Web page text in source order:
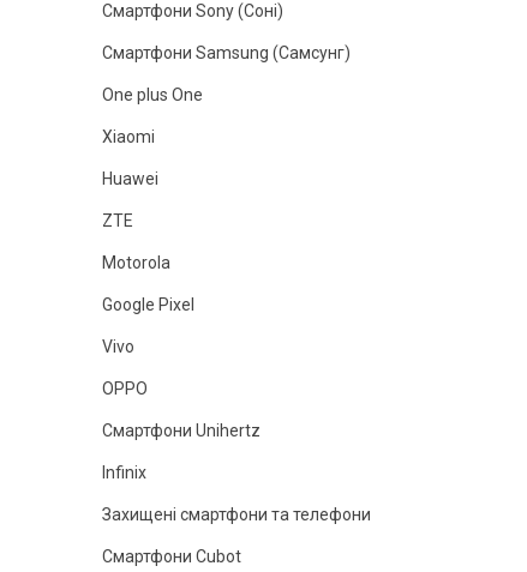
Смартфони Sony (Соні)
Смартфони Samsung (Самсунг)
One plus One
Xiaomi
Huawei
ZTE
Motorola
Google Pixel
Vivo
OPPO
Смартфони Unihertz
Infinix
Захищені смартфони та телефони
Смартфони Cubot